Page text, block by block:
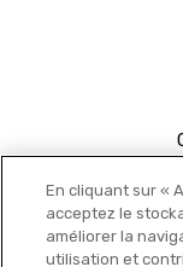
En cliquant sur «
acceptez le
améliorer la
utilisation et